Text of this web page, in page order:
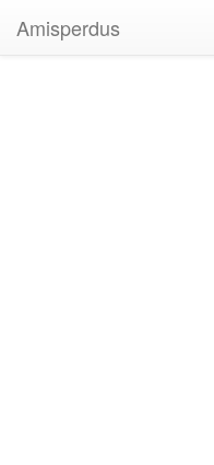
Amisperdus